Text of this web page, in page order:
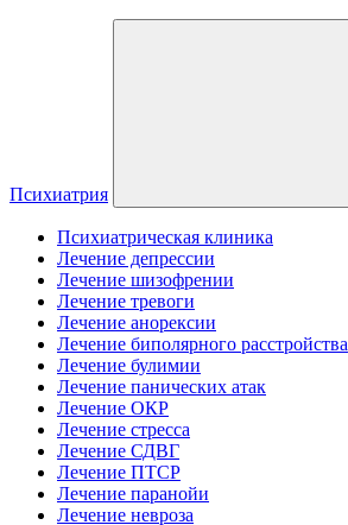
Психиатрия
Психиатрическая клиника
Лечение депрессии
Лечение шизофрении
Лечение тревоги
Лечение анорексии
Лечение биполярного расстройства
Лечение булимии
Лечение панических атак
Лечение ОКР
Лечение стресса
Лечение СДВГ
Лечение ПТСР
Лечение паранойи
Лечение невроза